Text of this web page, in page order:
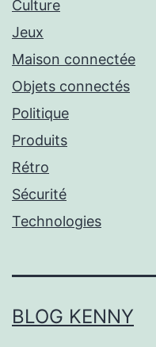
Culture
Jeux
Maison connectée
Objets connectés
Politique
Produits
Rétro
Sécurité
Technologies
BLOG KENNY